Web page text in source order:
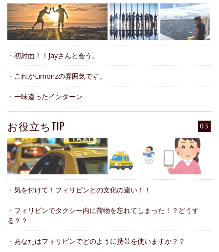
・ 初対面！！Jayさんと会う。
・ これがLimonzの雰囲気です。
・ 一味違ったインターン
03
お役立ちTIP
・ 気を付けて！フィリピンとの文化の違い！！
・ フィリピンでタクシー内に荷物を忘れてしまった！？どうす
る？？
・ あなたはフィリピンでどのように携帯を使いますか？？